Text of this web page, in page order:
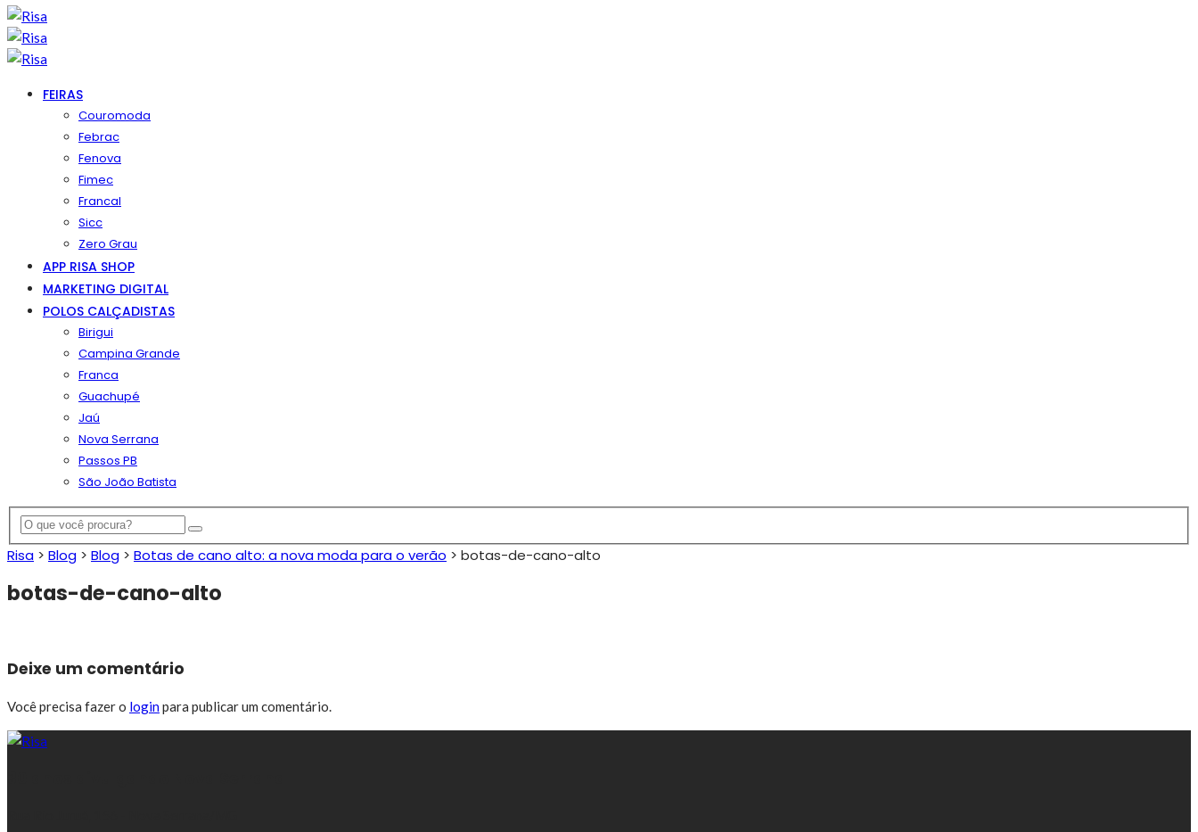
FEIRAS
Couromoda
Febrac
Fenova
Fimec
Francal
Sicc
Zero Grau
APP RISA SHOP
MARKETING DIGITAL
POLOS CALÇADISTAS
Birigui
Campina Grande
Franca
Guachupé
Jaú
Nova Serrana
Passos PB
São João Batista
Risa > Blog > Blog > Botas de cano alto: a nova moda para o verão > botas-de-cano-alto
botas-de-cano-alto
Deixe um comentário
Você precisa fazer o loginpara publicar um comentário.